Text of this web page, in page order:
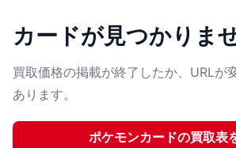
カードが見つかりま
買取価格の掲載が終了したか、URLが
あります。
ポケモンカードの買取表